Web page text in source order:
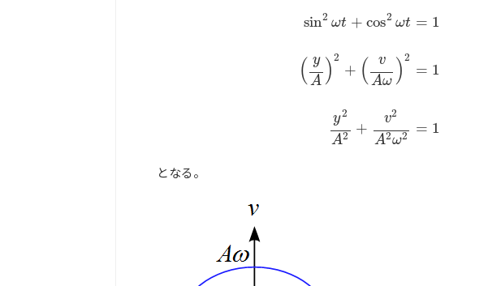
sin2 ωt + cos2 ωt
( y
A ) 2
+ (
v
Aω )2
y2
A2 +
v2
A2ω2
=
=
=
1
1
1
=y Aω
となる。